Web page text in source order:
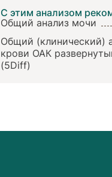
С этим анализом
Общий анализ мочи
Общий (клинический)
крови ОАК
(5Diff)